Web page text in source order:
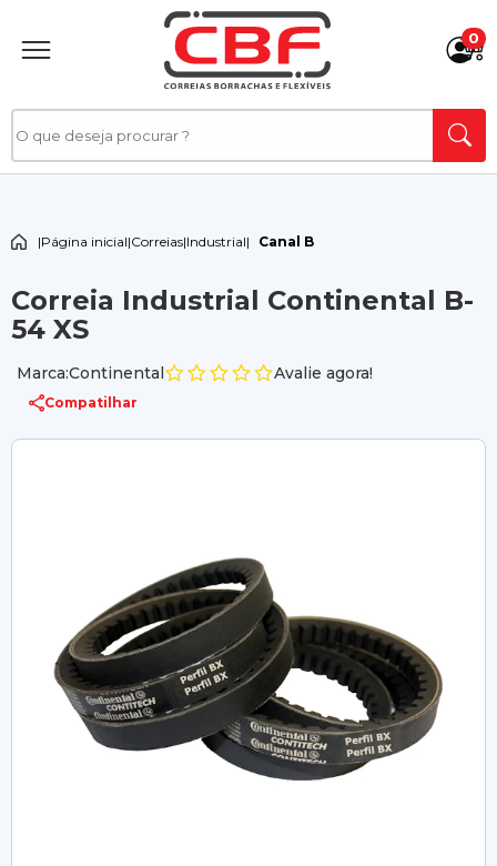
0
|Página inicial|Correias|Industrial| Canal B
Correia Industrial Continental B-
54 XS
Marca:Continental Avalie agora!
Compatilhar